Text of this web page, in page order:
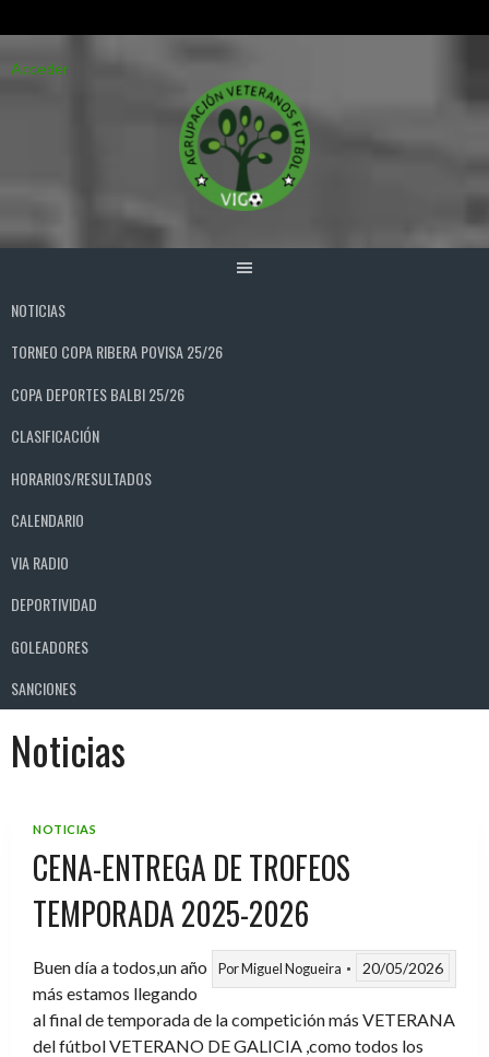
alAcceder
NOTICIAS
TORNEO COPA RIBERA POVISA 25/26
COPA DEPORTES BALBI 25/26
CLASIFICACIÓN
HORARIOS/RESULTADOS
CALENDARIO
VIA RADIO
DEPORTIVIDAD
GOLEADORES
SANCIONES
Noticias
NOTICIAS
CENA-ENTREGA DE TROFEOS
TEMPORADA 2025-2026
PorMiguel Nogueira 20/05/2026
Buen día a todos,un año
más estamos llegando
al final de temporada de la competición más VETERANA
del fútbol VETERANO DE GALICIA ,como todos los